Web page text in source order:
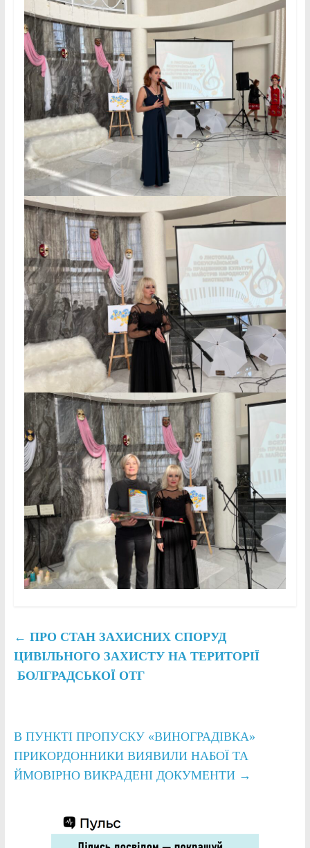
← ПРО СТАН ЗАХИСНИХ СПОРУД
ЦИВІЛЬНОГО ЗАХИСТУ НА ТЕРИТОРІЇ
БОЛГРАДСЬКОЇ ОТГ
В ПУНКТІ ПРОПУСКУ «ВИНОГРАДІВКА»
ПРИКОРДОННИКИ ВИЯВИЛИ НАБОЇ ТА
ЙМОВІРНО ВИКРАДЕНІ ДОКУМЕНТИ →